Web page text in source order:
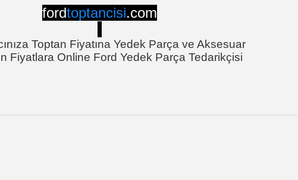
fordtoptancisi.com
Toptan Fiyatına Yedek Parça ve Aksesuar
Fiyatlara Online Ford Yedek Parça Tedarikçisi
gördüğünüz noktaları öneri formunu kullanarak tarafımıza iletebilirsiniz.